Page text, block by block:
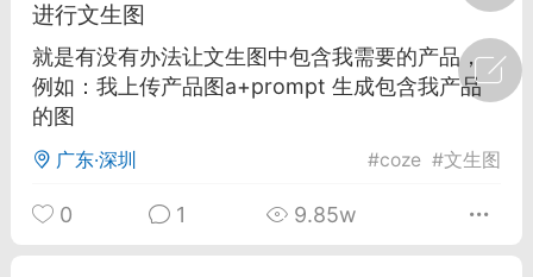
事想用上客户端...
# 智狐AI工作台
1
聚合API
龙坤智创合作品牌
进行文生图
就是有没有办法让文生图中包含我需要的产品，
例如：我上传产品图a+prompt 生成包含我产品
的图
广东·深圳 #coze #文生图
0 1 9.85w